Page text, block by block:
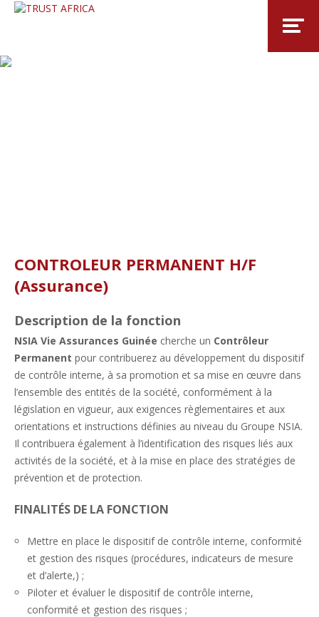
CONTROLEUR PERMANENT H/F
(Assurance)
Description de la fonction
NSIA Vie Assurances Guinée cherche un Contrôleur
Permanent pour contribuerez au développement du dispositif
de contrôle interne, à sa promotion et sa mise en œuvre dans
l’ensemble des entités de la société, conformément à la
législation en vigueur, aux exigences règlementaires et aux
orientations et instructions définies au niveau du Groupe NSIA.
Il contribuera également à l’identification des risques liés aux
activités de la société, et à la mise en place des stratégies de
prévention et de protection.
FINALITÉS DE LA FONCTION
Mettre en place le dispositif de contrôle interne, conformité
et gestion des risques (procédures, indicateurs de mesure
et d’alerte,) ;
Piloter et évaluer le dispositif de contrôle interne,
conformité et gestion des risques ;